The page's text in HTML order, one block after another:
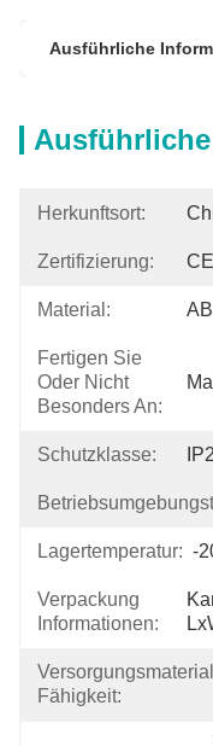
Ausführliche
Herkunftsort:
Zertifizierung:
Material:
Fertigen Sie
Oder Nicht
Besonders An:
Schutzklasse:
Lagertemperatur: -
Verpackung
Informationen:
Fähigkeit: